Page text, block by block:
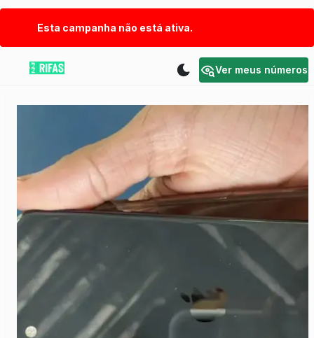
Esta campanha não está ativa.
Ver meus números